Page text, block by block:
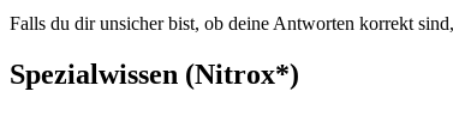
Falls du dir unsicher bist, ob deine Antworten korrekt
Spezialwissen (Nitrox*)